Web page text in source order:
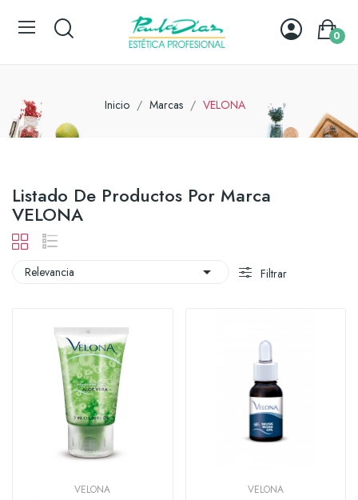
0
Inicio Marcas VELONA
Listado De Productos Por Marca
VELONA
Relevancia  Filtrar
VELONA VELONA